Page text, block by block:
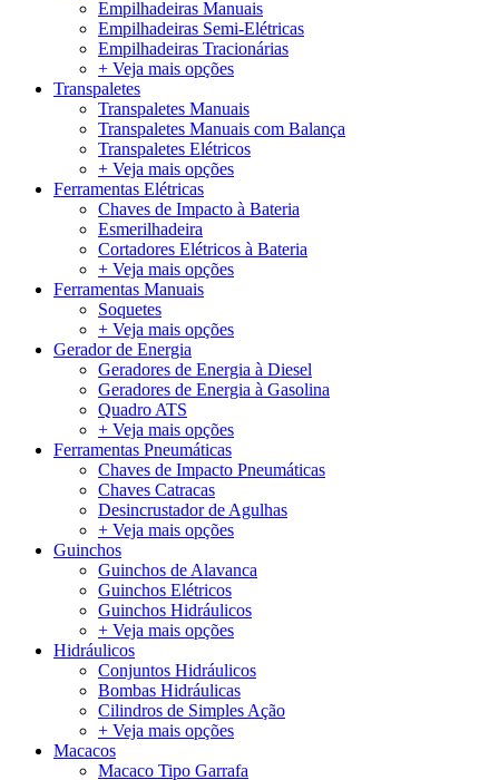
Empilhadeiras Manuais
Empilhadeiras Semi-Elétricas
Empilhadeiras Tracionárias
+ Veja mais opções
Transpaletes
Transpaletes Manuais
Transpaletes Manuais com Balança
Transpaletes Elétricos
+ Veja mais opções
Ferramentas Elétricas
Chaves de Impacto à Bateria
Esmerilhadeira
Cortadores Elétricos à Bateria
+ Veja mais opções
Ferramentas Manuais
Soquetes
+ Veja mais opções
Gerador de Energia
Geradores de Energia à Diesel
Geradores de Energia à Gasolina
Quadro ATS
+ Veja mais opções
Ferramentas Pneumáticas
Chaves de Impacto Pneumáticas
Chaves Catracas
Desincrustador de Agulhas
+ Veja mais opções
Guinchos
Guinchos de Alavanca
Guinchos Elétricos
Guinchos Hidráulicos
+ Veja mais opções
Hidráulicos
Conjuntos Hidráulicos
Bombas Hidráulicas
Cilindros de Simples Ação
+ Veja mais opções
Macacos
Macaco Tipo Garrafa